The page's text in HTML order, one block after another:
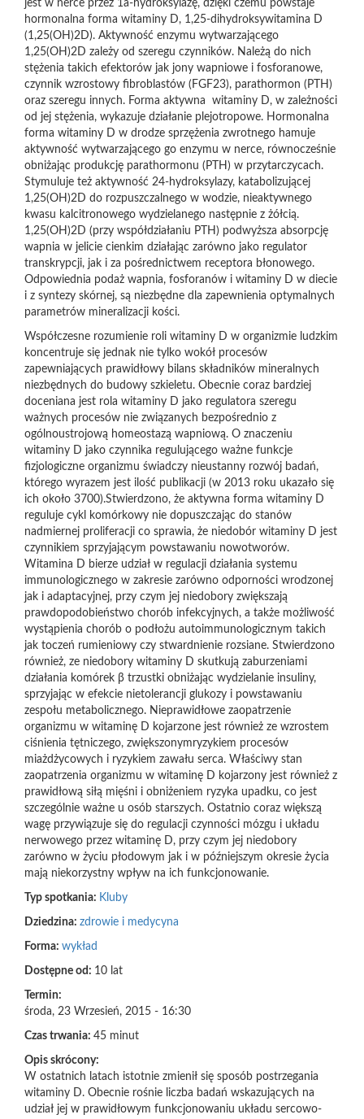
jest w nerce przez 1a-hydroksylazę, dzięki czemu powstaje
hormonalna forma witaminy D, 1,25-dihydroksywitamina D
(1,25(OH)2D). Aktywność enzymu wytwarzającego
1,25(OH)2D zależy od szeregu czynników. Należą do nich
stężenia takich efektorów jak jony wapniowe i fosforanowe,
czynnik wzrostowy fibroblastów (FGF23), parathormon (PTH)
oraz szeregu innych. Forma aktywna witaminy D, w zależności
od jej stężenia, wykazuje działanie plejotropowe. Hormonalna
forma witaminy D w drodze sprzężenia zwrotnego hamuje
aktywność wytwarzającego go enzymu w nerce, równocześnie
obniżając produkcję parathormonu (PTH) w przytarczycach.
Stymuluje też aktywność 24-hydroksylazy, katabolizującej
1,25(OH)2D do rozpuszczalnego w wodzie, nieaktywnego
kwasu kalcitronowego wydzielanego następnie z żółcią.
1,25(OH)2D (przy współdziałaniu PTH) podwyższa absorpcję
wapnia w jelicie cienkim działając zarówno jako regulator
transkrypcji, jak i za pośrednictwem receptora błonowego.
Odpowiednia podaż wapnia, fosforanów i witaminy D w diecie
i z syntezy skórnej, są niezbędne dla zapewnienia optymalnych
parametrów mineralizacji kości.
Współczesne rozumienie roli witaminy D w organizmie ludzkim
koncentruje się jednak nie tylko wokół procesów
zapewniających prawidłowy bilans składników mineralnych
niezbędnych do budowy szkieletu. Obecnie coraz bardziej
doceniana jest rola witaminy D jako regulatora szeregu
ważnych procesów nie związanych bezpośrednio z
ogólnoustrojową homeostazą wapniową. O znaczeniu
witaminy D jako czynnika regulującego ważne funkcje
fizjologiczne organizmu świadczy nieustanny rozwój badań,
którego wyrazem jest ilość publikacji (w 2013 roku ukazało się
ich około 3700).Stwierdzono, że aktywna forma witaminy D
reguluje cykl komórkowy nie dopuszczając do stanów
nadmiernej proliferacji co sprawia, że niedobór witaminy D jest
czynnikiem sprzyjającym powstawaniu nowotworów.
Witamina D bierze udział w regulacji działania systemu
immunologicznego w zakresie zarówno odporności wrodzonej
jak i adaptacyjnej, przy czym jej niedobory zwiększają
prawdopodobieństwo chorób infekcyjnych, a także możliwość
wystąpienia chorób o podłożu autoimmunologicznym takich
jak toczeń rumieniowy czy stwardnienie rozsiane. Stwierdzono
również, ze niedobory witaminy D skutkują zaburzeniami
działania komórek β trzustki obniżając wydzielanie insuliny,
sprzyjając w efekcie nietolerancji glukozy i powstawaniu
zespołu metabolicznego. Nieprawidłowe zaopatrzenie
organizmu w witaminę D kojarzone jest również ze wzrostem
ciśnienia tętniczego, zwiększonymryzykiem procesów
miażdżycowych i ryzykiem zawału serca. Właściwy stan
zaopatrzenia organizmu w witaminę D kojarzony jest również z
prawidłową siłą mięśni i obniżeniem ryzyka upadku, co jest
szczególnie ważne u osób starszych. Ostatnio coraz większą
wagę przywiązuje się do regulacji czynności mózgu i układu
nerwowego przez witaminę D, przy czym jej niedobory
zarówno w życiu płodowym jak i w późniejszym okresie życia
mają niekorzystny wpływ na ich funkcjonowanie.
Typ spotkania: Kluby
Dziedzina: zdrowie i medycyna
Forma: wykład
Dostępne od: 10 lat
Termin:
środa, 23 Wrzesień, 2015 - 16:30
Czas trwania: 45 minut
Opis skrócony:
W ostatnich latach istotnie zmienił się sposób postrzegania
witaminy D. Obecnie rośnie liczba badań wskazujących na
udział jej w prawidłowym funkcjonowaniu układu sercowo-